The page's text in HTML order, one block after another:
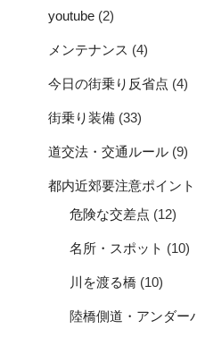
youtube (2)
メンテナンス (4)
今日の街乗り反省点 (4)
街乗り装備 (33)
道交法・交通ルール (9)
都内近郊要注意ポイント
危険な交差点 (12)
名所・スポット (10)
川を渡る橋 (10)
陸橋側道・アンダー